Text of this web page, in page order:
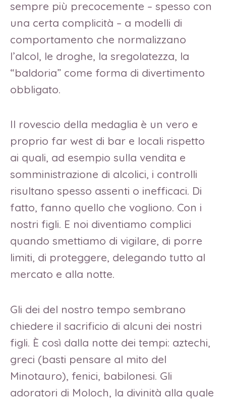
sempre più precocemente – spesso con
una certa complicità – a modelli di
comportamento che normalizzano
l’alcol, le droghe, la sregolatezza, la
“baldoria” come forma di divertimento
obbligato.
Il rovescio della medaglia è un vero e
proprio far west di bar e locali rispetto
ai quali, ad esempio sulla vendita e
somministrazione di alcolici, i controlli
risultano spesso assenti o inefficaci. Di
fatto, fanno quello che vogliono. Con i
nostri figli. E noi diventiamo complici
quando smettiamo di vigilare, di porre
limiti, di proteggere, delegando tutto al
mercato e alla notte.
Gli dei del nostro tempo sembrano
chiedere il sacrificio di alcuni dei nostri
figli. È così dalla notte dei tempi: aztechi,
greci (basti pensare al mito del
Minotauro), fenici, babilonesi. Gli
adoratori di Moloch, la divinità alla quale